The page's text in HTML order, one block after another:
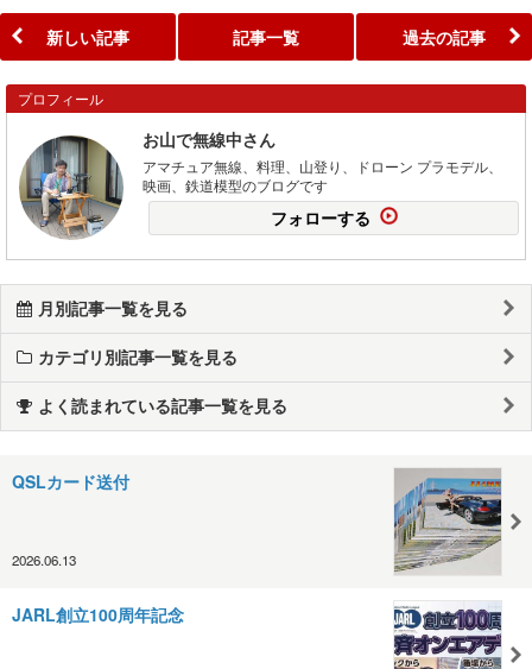
新しい記事 記事一覧 過去の記事
プロフィール
お山で無線中さん
アマチュア無線、料理、山登り、ドローン プラモデル、
映画、鉄道模型のブログです
フォローする
月別記事一覧を見る
カテゴリ別記事一覧を見る
よく読まれている記事一覧を見る
QSLカード送付
2026.06.13
JARL創立100周年記念